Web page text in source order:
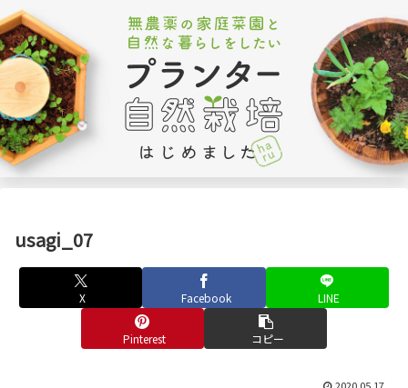
usagi_07
X Facebook LINE
Pinterest コピー